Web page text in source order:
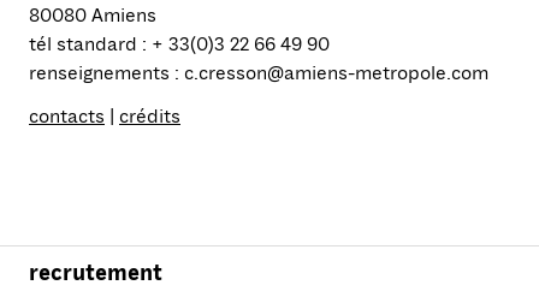
80080 Amiens
tél standard : + 33(0)3 22 66 49 90
renseignements : c.cresson@amiens-metropole.com
contacts | crédits
recrutement